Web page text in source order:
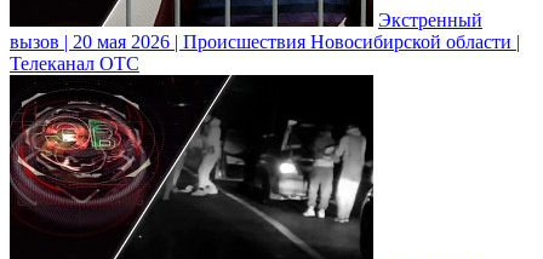
Экстренный
вызов | 20 мая 2026 | Происшествия Новосибирской области |
Телеканал ОТС